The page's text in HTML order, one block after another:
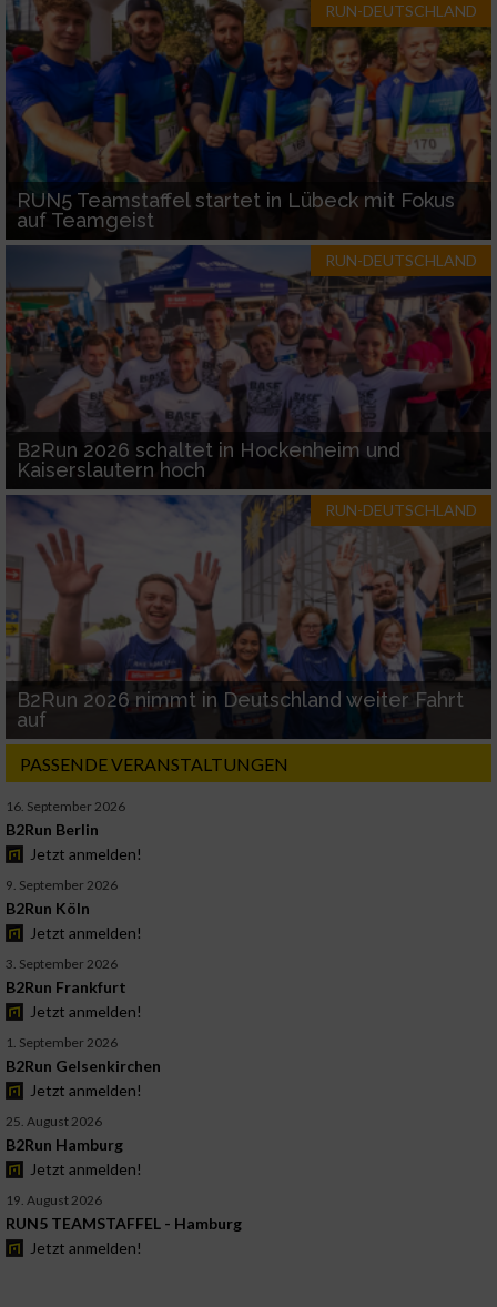
RUN-DEUTSCHLAND
RUN5 Teamstaffel startet in Lübeck mit Fokus
auf Teamgeist
RUN-DEUTSCHLAND
B2Run 2026 schaltet in Hockenheim und
Kaiserslautern hoch
RUN-DEUTSCHLAND
B2Run 2026 nimmt in Deutschland weiter Fahrt
auf
PASSENDE VERANSTALTUNGEN
16. September 2026
B2Run Berlin
Jetzt anmelden!
9. September 2026
B2Run Köln
Jetzt anmelden!
3. September 2026
B2Run Frankfurt
Jetzt anmelden!
1. September 2026
B2Run Gelsenkirchen
Jetzt anmelden!
25. August 2026
B2Run Hamburg
Jetzt anmelden!
19. August 2026
RUN5 TEAMSTAFFEL - Hamburg
Jetzt anmelden!